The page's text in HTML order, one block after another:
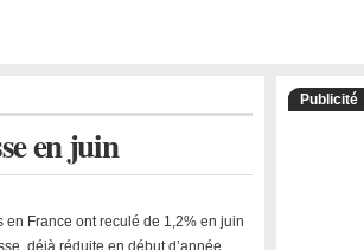
en juin
en France ont reculé de 1,2% en juin
déjà réduite en début d’année,
Publicité